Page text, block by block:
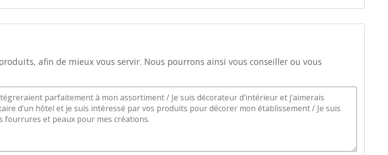
afin de mieux vous servir. Nous pourrons ainsi vous conseiller ou vous